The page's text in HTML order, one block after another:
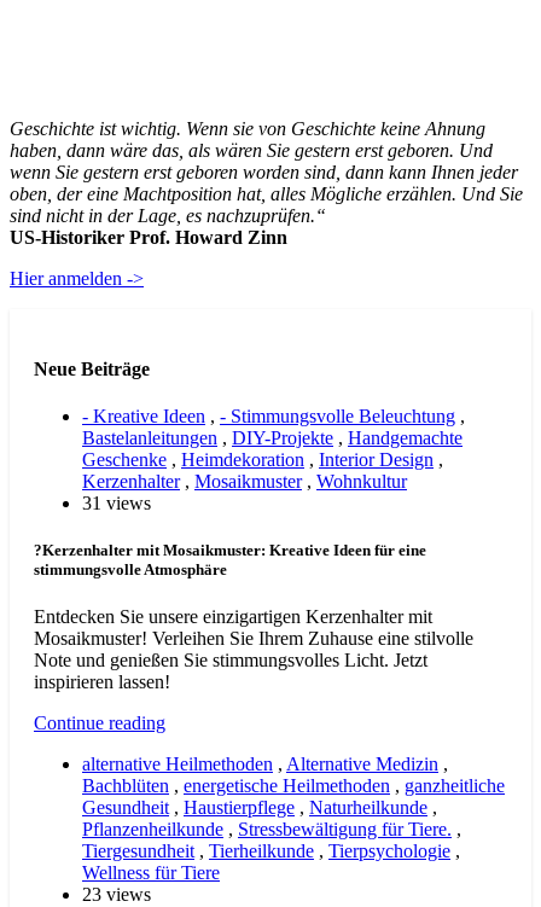
Geschichte ist wichtig. Wenn sie von Geschichte keine Ahnung
haben, dann wäre das, als wären Sie gestern erst geboren. Und
wenn Sie gestern erst geboren worden sind, dann kann Ihnen jeder
oben, der eine Machtposition hat, alles Mögliche erzählen. Und Sie
sind nicht in der Lage, es nachzuprüfen.“
US-Historiker Prof. Howard Zinn
Hier anmelden ->
Neue Beiträge
- Kreative Ideen , - Stimmungsvolle Beleuchtung ,
Bastelanleitungen , DIY-Projekte , Handgemachte
Geschenke , Heimdekoration , Interior Design ,
Kerzenhalter, Mosaikmuster, Wohnkultur
31 views
?Kerzenhalter mit Mosaikmuster: Kreative Ideen für eine
stimmungsvolle Atmosphäre
Entdecken Sie unsere einzigartigen Kerzenhalter mit
Mosaikmuster! Verleihen Sie Ihrem Zuhause eine stilvolle
Note und genießen Sie stimmungsvolles Licht. Jetzt
inspirieren lassen!
Continue reading
alternative Heilmethoden , Alternative Medizin ,
Bachblüten , energetische Heilmethoden , ganzheitliche
Gesundheit , Haustierpflege , Naturheilkunde ,
Pflanzenheilkunde , Stressbewältigung für Tiere. ,
Tiergesundheit , Tierheilkunde , Tierpsychologie ,
Wellness für Tiere
23 views